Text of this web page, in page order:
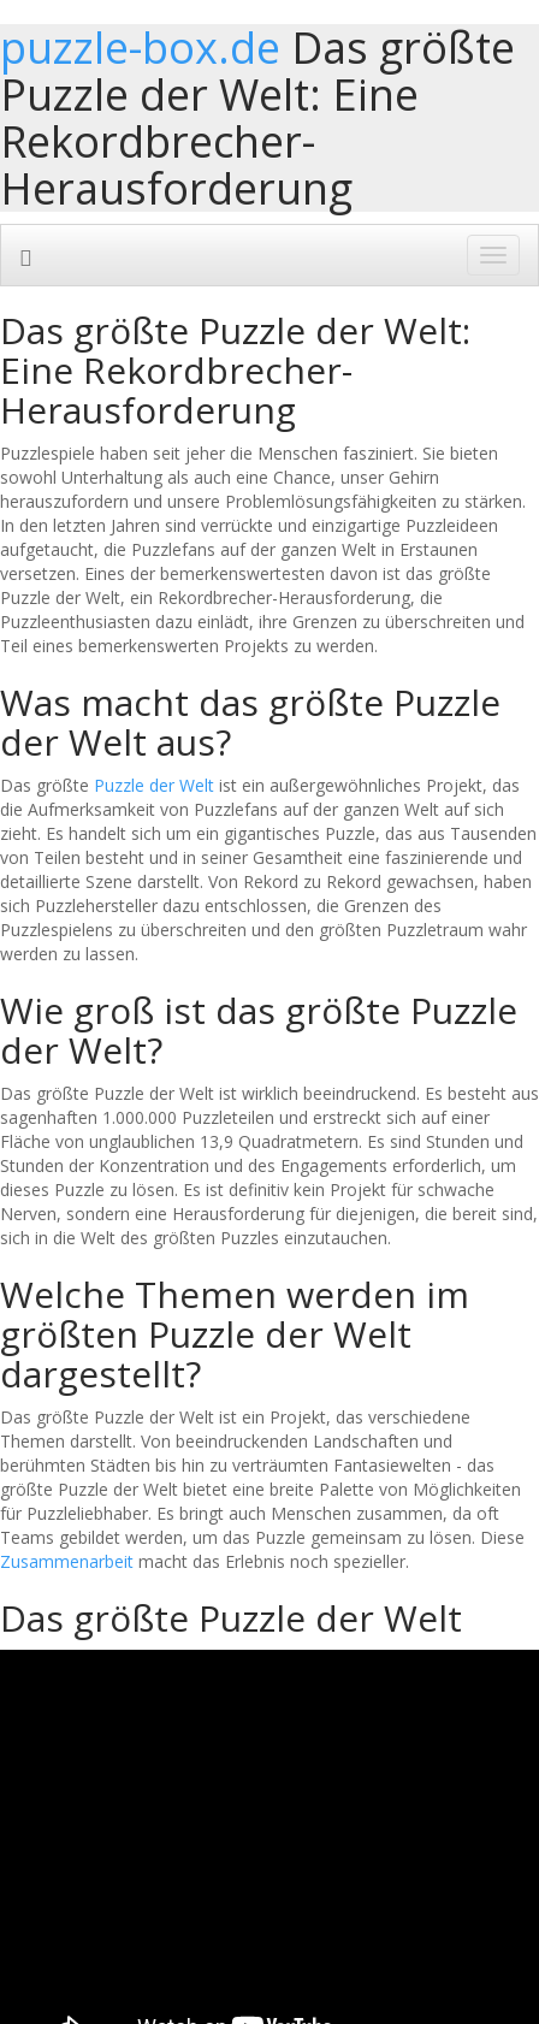
puzzle-box.de Das größte
Puzzle der Welt: Eine
Rekordbrecher-
Herausforderung
Das größte Puzzle der Welt:
Eine Rekordbrecher-
Herausforderung
Puzzlespiele haben seit jeher die Menschen fasziniert. Sie bieten
sowohl Unterhaltung als auch eine Chance, unser Gehirn
herauszufordern und unsere Problemlösungsfähigkeiten zu stärken.
In den letzten Jahren sind verrückte und einzigartige Puzzleideen
aufgetaucht, die Puzzlefans auf der ganzen Welt in Erstaunen
versetzen. Eines der bemerkenswertesten davon ist das größte
Puzzle der Welt, ein Rekordbrecher-Herausforderung, die
Puzzleenthusiasten dazu einlädt, ihre Grenzen zu überschreiten und
Teil eines bemerkenswerten Projekts zu werden.
Was macht das größte Puzzle
der Welt aus?
Das größte Puzzle der Welt ist ein außergewöhnliches Projekt, das
die Aufmerksamkeit von Puzzlefans auf der ganzen Welt auf sich
zieht. Es handelt sich um ein gigantisches Puzzle, das aus Tausenden
von Teilen besteht und in seiner Gesamtheit eine faszinierende und
detaillierte Szene darstellt. Von Rekord zu Rekord gewachsen, haben
sich Puzzlehersteller dazu entschlossen, die Grenzen des
Puzzlespielens zu überschreiten und den größten Puzzletraum wahr
werden zu lassen.
Wie groß ist das größte Puzzle
der Welt?
Das größte Puzzle der Welt ist wirklich beeindruckend. Es besteht aus
sagenhaften 1.000.000 Puzzleteilen und erstreckt sich auf einer
Fläche von unglaublichen 13,9 Quadratmetern. Es sind Stunden und
Stunden der Konzentration und des Engagements erforderlich, um
dieses Puzzle zu lösen. Es ist definitiv kein Projekt für schwache
Nerven, sondern eine Herausforderung für diejenigen, die bereit sind,
sich in die Welt des größten Puzzles einzutauchen.
Welche Themen werden im
größten Puzzle der Welt
dargestellt?
Das größte Puzzle der Welt ist ein Projekt, das verschiedene
Themen darstellt. Von beeindruckenden Landschaften und
berühmten Städten bis hin zu verträumten Fantasiewelten - das
größte Puzzle der Welt bietet eine breite Palette von Möglichkeiten
für Puzzleliebhaber. Es bringt auch Menschen zusammen, da oft
Teams gebildet werden, um das Puzzle gemeinsam zu lösen. Diese
Zusammenarbeit macht das Erlebnis noch spezieller.
Das größte Puzzle der Welt